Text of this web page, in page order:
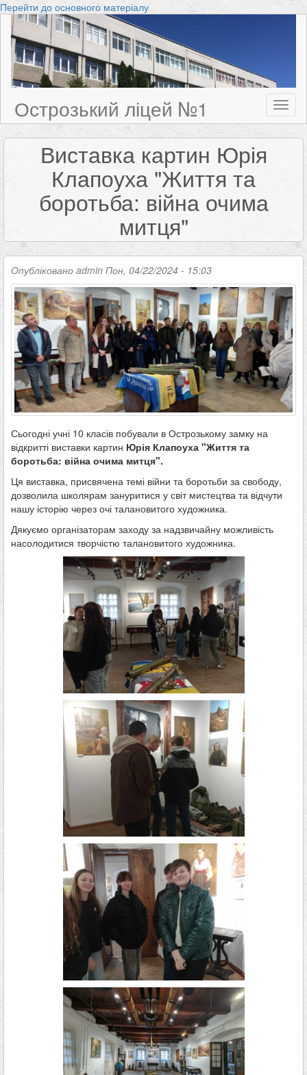
Перейти до основного матеріалу
Острозький ліцей №1
Виставка картин Юрія
Клапоуха "Життя та
боротьба: війна очима
митця"
Опубліковано admin Пон, 04/22/2024 - 15:03
Сьогодні учні 10 класів побували в Острозькому замку на
відкритті виставки картин Юрія Клапоуха "Життя та
боротьба: війна очима митця".
Ця виставка, присвячена темі війни та боротьби за свободу,
дозволила школярам зануритися у світ мистецтва та відчути
нашу історію через очі талановитого художника.
Дякуємо організаторам заходу за надзвичайну можливість
насолодитися творчістю талановитого художника.